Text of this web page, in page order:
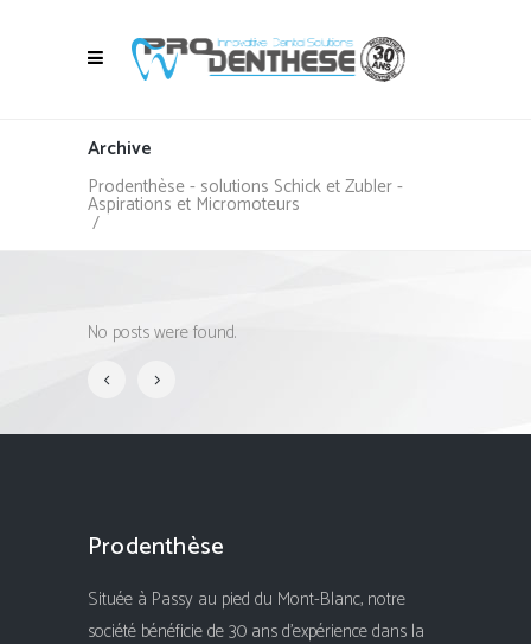
Archive
Prodenthèse - solutions Schick et Zubler -
Aspirations et Micromoteurs
/
No posts were found.
Prodenthèse
Située à Passy au pied du Mont-Blanc, notre
société bénéficie de 30 ans d'expérience dans la